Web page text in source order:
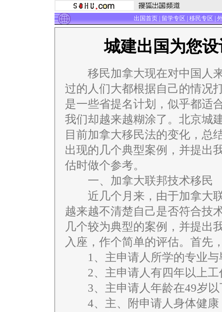
出国首页 留学专区 移民专区
城建出国为您
移民加拿大现在对中国人来
过的人们大都根据自己的情况
是一些省提名计划，似乎都适
我们却越来越糊涂了。北京城
目前加拿大移民法的变化，总
出现的几个典型案例，并提出
估时做个参考。
一、加拿大联邦技术移民
近几个月来，由于加拿大联
越来越不清楚自己是否符合技
几个较为典型的案例，并提出
入座，作个简单的评估。首先
1、主申请人所学的专业与
2、主申请人有四年以上工
3、主申请人年龄在49岁以
4、主、附申请人身体健康